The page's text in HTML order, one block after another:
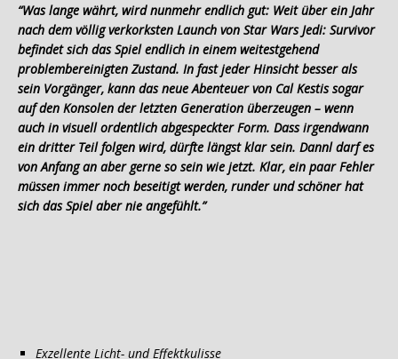
“Was lange währt, wird nunmehr endlich gut: Weit über ein Jahr
nach dem völlig verkorksten Launch von Star Wars Jedi: Survivor
befindet sich das Spiel endlich in einem weitestgehend
problembereinigten Zustand. In fast jeder Hinsicht besser als
sein Vorgänger, kann das neue Abenteuer von Cal Kestis sogar
auf den Konsolen der letzten Generation überzeugen – wenn
auch in visuell ordentlich abgespeckter Form. Dass irgendwann
ein dritter Teil folgen wird, dürfte längst klar sein. Dannl darf es
von Anfang an aber gerne so sein wie jetzt. Klar, ein paar Fehler
müssen immer noch beseitigt werden, runder und schöner hat
sich das Spiel aber nie angefühlt.”
Exzellente Licht- und Effektkulisse